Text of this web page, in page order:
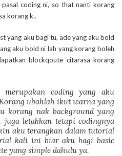
coding ni, so that nanti korang
korang k..
yang aku bagi tu, ade yang aku bold
aku bold ni lah yang korang boleh
blockqoute citarasa korang
merupakan coding yang aku
ubahlah ikut warna yang
korang nak background yang
juga letakkan tetapi codingnya
aku terangkan dalam tutorial
kali ini biar aku bagi basic
yang simple dahulu ya.